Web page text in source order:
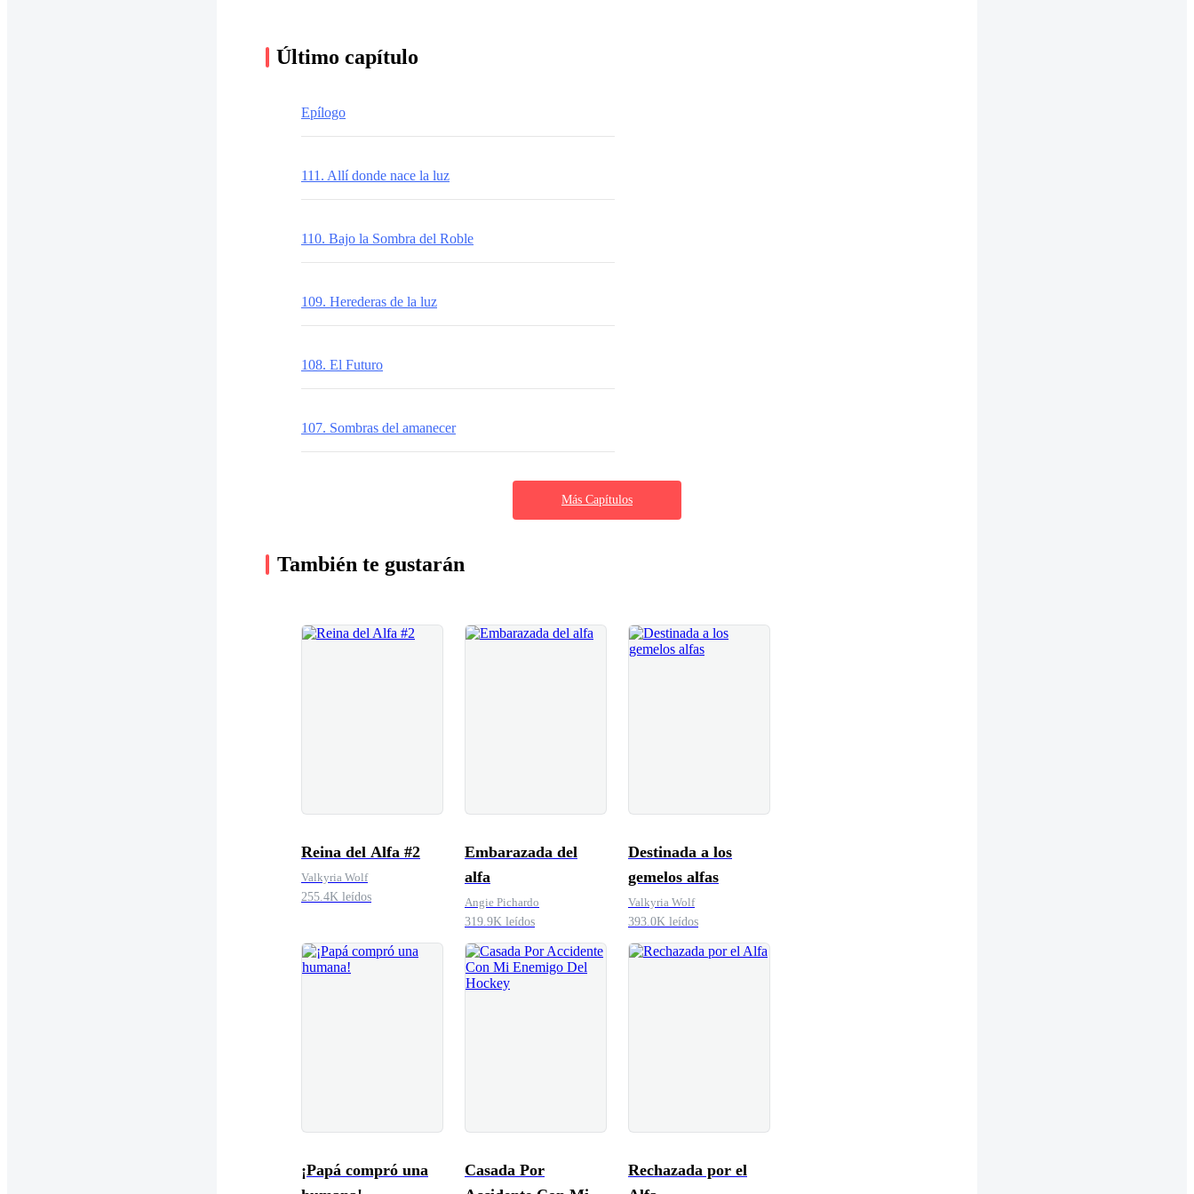
Último capítulo
Epílogo
111. Allí donde nace la luz
110. Bajo la Sombra del Roble
109. Herederas de la luz
108. El Futuro
107. Sombras del amanecer
Más Capítulos
También te gustarán
Reina del Alfa #2
Valkyria Wolf
255.4K leídos
Embarazada del
alfa
Angie Pichardo
319.9K leídos
Destinada a los
gemelos alfas
Valkyria Wolf
393.0K leídos
¡Papá compró una
Casada Por
Rechazada por el